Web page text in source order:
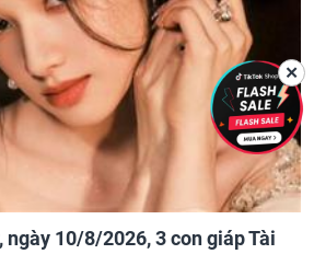
ngày 10/8/2026, 3 con giáp Tài
✕